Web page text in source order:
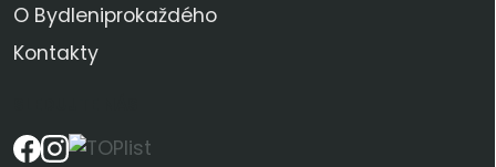
O Bydleniprokaždého
Kontakty